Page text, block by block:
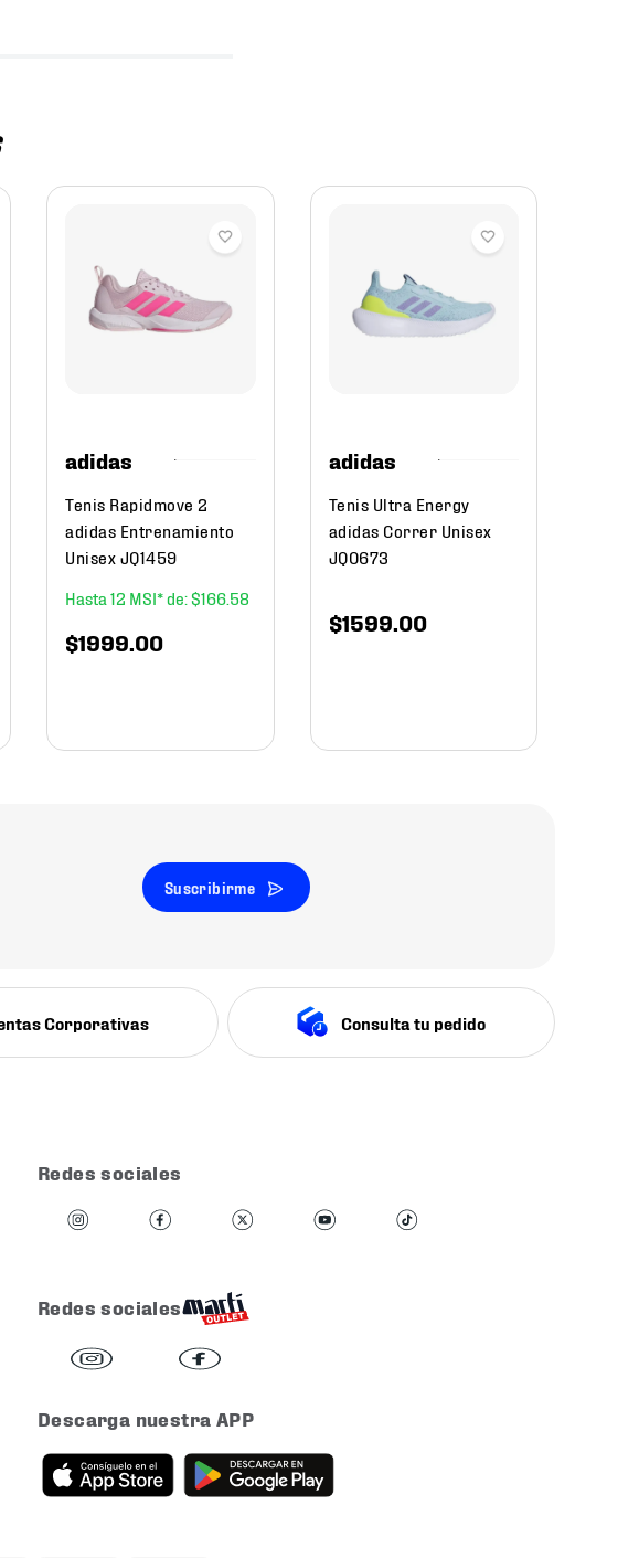
adidas
Tenis Rapidmove 2
adidas Entrenamiento
Unisex JQ1459
12
$166 58
$1999.00
adidas
Tenis Ultra Energy
adidas Correr Unisex
JQ0673
$1599.00
Suscribirme
Corporativas Consulta tu pedido
Redes sociales
Redes sociales
Descarga nuestra APP